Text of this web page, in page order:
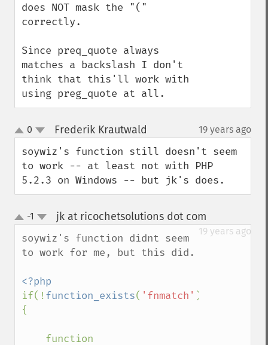
does NOT mask the "("
correctly.
Since preq_quote always
matches a backslash I don't
think that this'll work with
using preg_quote at all.
up
down
0 Frederik Krautwald 19 years ago
soywiz's function still doesn't seem
to work -- at least not with PHP
5.2.3 on Windows -- but jk's does.
up
down
-1 jk at ricochetsolutions dot com
19 years ago
soywiz's function didnt seem
to work for me, but this did.
if(!function_exists( 'fnmatch' ))
{